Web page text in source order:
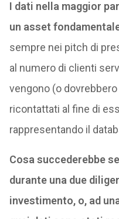
I dati nella maggior
un asset
sempre nei pitch di
al numero di clienti
vengono (o
ricontattati al fine di
rappresentando il
Cosa succederebbe
durante una due
investimento, o, ad